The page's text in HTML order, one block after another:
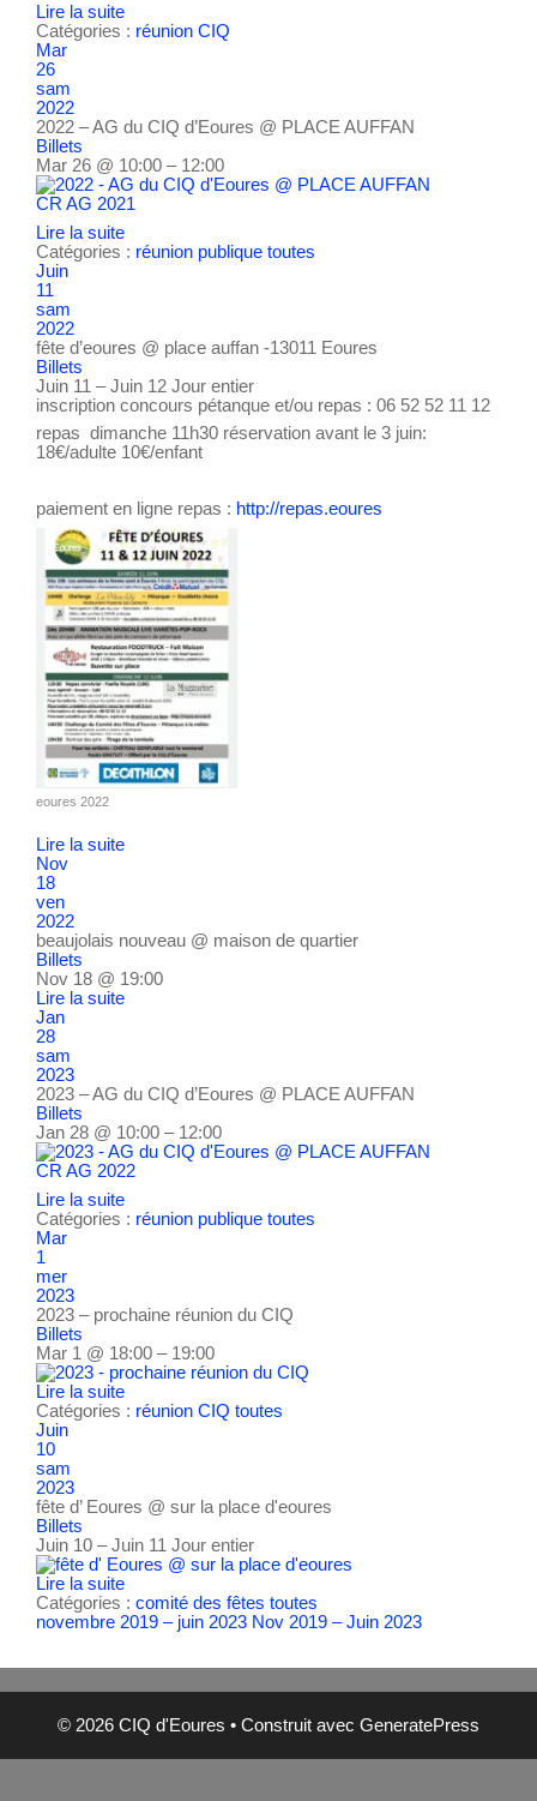
Lire la suite
Catégories : réunion CIQ
Mar
26
sam
2022
2022 – AG du CIQ d’Eoures @ PLACE AUFFAN
Billets
Mar 26 @ 10:00 – 12:00
CR AG 2021
Lire la suite
Catégories : réunion publique toutes
Juin
11
sam
2022
fête d’eoures @ place auffan -13011 Eoures
Billets
Juin 11 – Juin 12 Jour entier
inscription concours pétanque et/ou repas : 06 52 52 11 12
repas dimanche 11h30 réservation avant le 3 juin:
18€/adulte 10€/enfant
paiement en ligne repas : http://repas.eoures
eoures 2022
Lire la suite
Nov
18
ven
2022
beaujolais nouveau @ maison de quartier
Billets
Nov 18 @ 19:00
Lire la suite
Jan
28
sam
2023
2023 – AG du CIQ d’Eoures @ PLACE AUFFAN
Billets
Jan 28 @ 10:00 – 12:00
CR AG 2022
Lire la suite
Catégories : réunion publique toutes
Mar
1
mer
2023
2023 – prochaine réunion du CIQ
Billets
Mar 1 @ 18:00 – 19:00
Lire la suite
Catégories : réunion CIQ toutes
Juin
10
sam
2023
fête d’ Eoures @ sur la place d'eoures
Billets
Juin 10 – Juin 11 Jour entier
Lire la suite
Catégories : comité des fêtes toutes
novembre 2019 – juin 2023 Nov 2019 – Juin 2023
© 2026 CIQ d'Eoures • Construit avec GeneratePress